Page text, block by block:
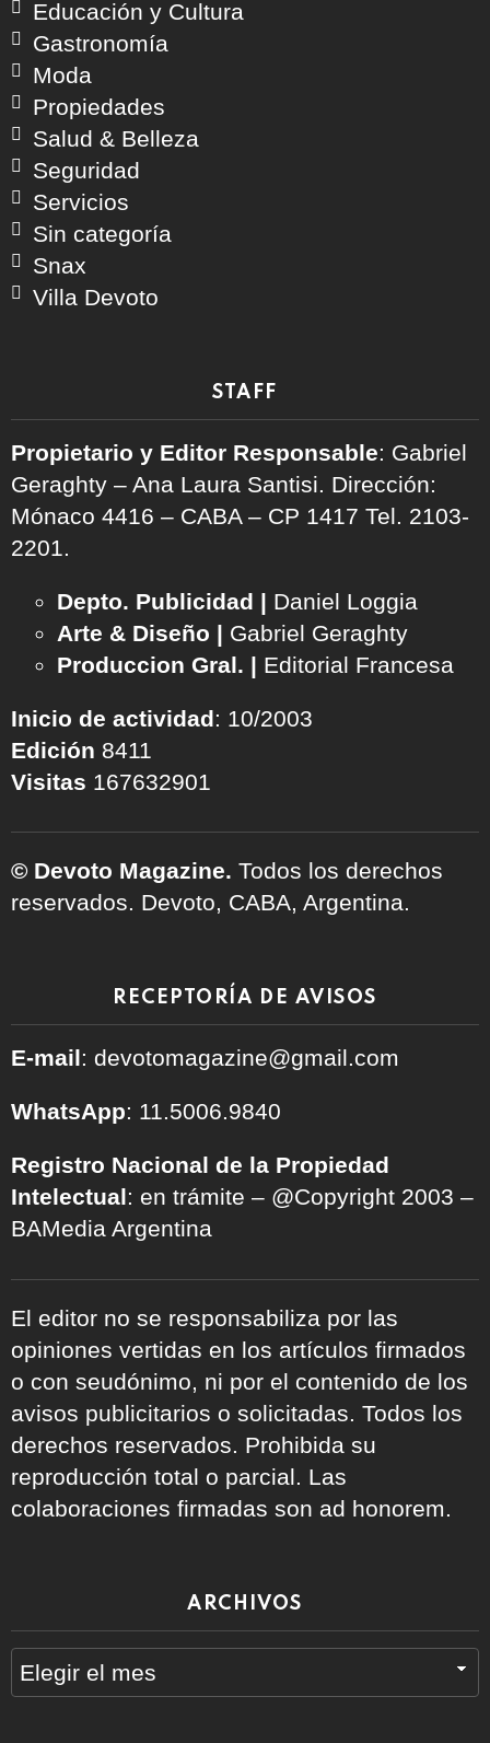
Educación y Cultura
Gastronomía
Moda
Propiedades
Salud & Belleza
Seguridad
Servicios
Sin categoría
Snax
Villa Devoto
STAFF
Propietario y Editor Responsable: Gabriel
Geraghty – Ana Laura Santisi. Dirección:
Mónaco 4416 – CABA – CP 1417 Tel. 2103-
2201.
Depto. Publicidad | Daniel Loggia
Arte & Diseño | Gabriel Geraghty
Produccion Gral. | Editorial Francesa
Inicio de actividad: 10/2003
Edición 8411
Visitas 167632901
© Devoto Magazine. Todos los derechos
reservados. Devoto, CABA, Argentina.
RECEPTORÍA DE AVISOS
E-mail: devotomagazine@gmail.com
WhatsApp: 11.5006.9840
Registro Nacional de la Propiedad
Intelectual: en trámite – @Copyright 2003 –
BAMedia Argentina
El editor no se responsabiliza por las
opiniones vertidas en los artículos firmados
o con seudónimo, ni por el contenido de los
avisos publicitarios o solicitadas. Todos los
derechos reservados. Prohibida su
reproducción total o parcial. Las
colaboraciones firmadas son ad honorem.
ARCHIVOS
Archivos